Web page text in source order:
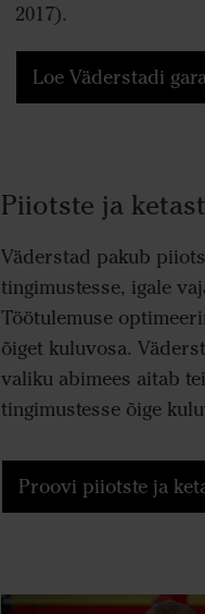
2017).
Loe Väderstadi
Piiotste ja
Väderstad pakub
tingimustesse, igale
Töötulemuse
õiget kuluvosa.
valiku abimees aitab
tingimustesse õige
Proovi piiotste ja